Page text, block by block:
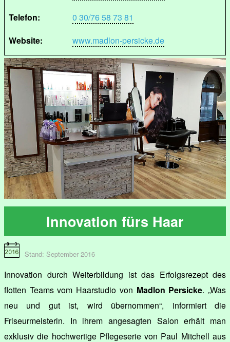
Telefon:
0 30/76 58 73 81
Website:
www.madlon-persicke.de
Innovation fürs Haar
Stand: September 2016
Innovation durch Weiterbildung ist das Erfolgsrezept des
flotten Teams vom Haarstudio von Madlon Persicke. „Was
neu und gut ist, wird übernommen“, informiert die
Friseurmeisterin. In ihrem angesagten Salon erhält man
exklusiv die hochwertige Pflegeserie von Paul Mitchell aus